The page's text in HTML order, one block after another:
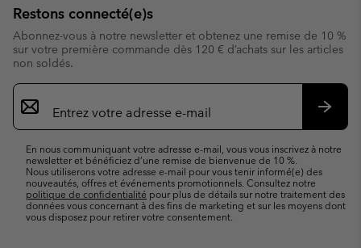
Restons connecté(e)s
Abonnez-vous à notre newsletter et obtenez une remise de 10 %
sur votre première commande dès 120 € d’achats sur les articles
non soldés.
Inscription
par
e-
En nous communiquant votre adresse e-mail, vous vous inscrivez à notre
newsletter et bénéficiez d’une remise de bienvenue de 10 %.
Nous utiliserons votre adresse e-mail pour vous tenir informé(e) des
nouveautés, offres et événements promotionnels. Consultez notre
politique de confidentialité pour plus de détails sur notre traitement des
données vous concernant à des fins de marketing et sur les moyens dont
vous disposez pour retirer votre consentement.